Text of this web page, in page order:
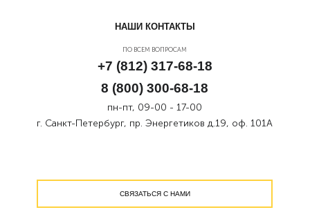
НАШИ КОНТАКТЫ
ПО ВСЕМ ВОПРОСАМ
+7 (812) 317-68-18
8 (800) 300-68-18
пн-пт, 09-00 - 17-00
г. Санкт-Петербург, пр. Энергетиков д.19, оф. 101А
СВЯЗАТЬСЯ С НАМИ